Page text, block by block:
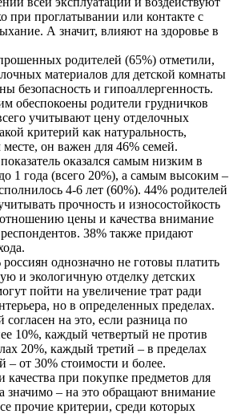
при проглатывании или контакте с
А значит, влияют на здоровье в
родителей (65%) отметили,
материалов для детской комнаты
безопасность и гипоаллергенность.
обеспокоены родители грудничков
учитывают цену отделочных
критерий как натуральность,
он важен для 46% семей.
оказался самым низким в
1 года (всего 20%), а самым высоким –
4-6 лет (60%). 44% родителей
прочность и износостойкость
цены и качества внимание
38% также придают
однозначно не готовы платить
и экологичную отделку детских
пойти на увеличение трат ради
но в определенных пределах.
на это, если разница по
10%, каждый четвертый не против
20%, каждый третий – в пределах
– от 30% стоимости и более.
при покупке предметов для
значимо – на это обращают внимание
прочие критерии, среди которых